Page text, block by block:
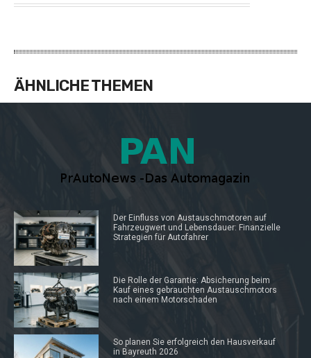
ÄHNLICHE THEMEN
Der Einfluss von Austauschmotoren auf
Fahrzeugwert und Lebensdauer: Finanzielle
Strategien für Autofahrer
Die Rolle der Garantie: Absicherung beim
Kauf eines gebrauchten Austauschmotors
nach einem Motorschaden
So planen Sie erfolgreich den Hausverkauf
in Bayreuth 2026